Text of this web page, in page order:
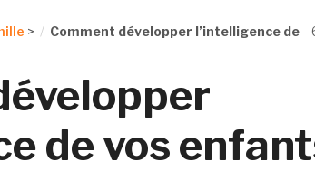
>
Comment développer l’intelligence de
de vos